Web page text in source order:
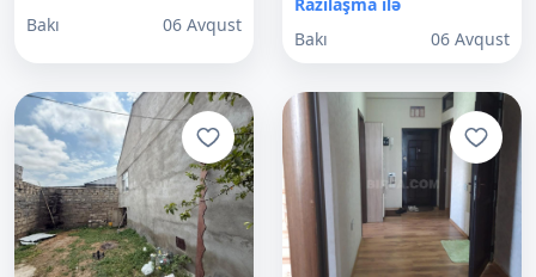
Bakı 06 Avqust
Bakı
06 Avqust